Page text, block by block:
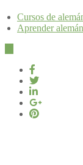
Cursos de
Aprender